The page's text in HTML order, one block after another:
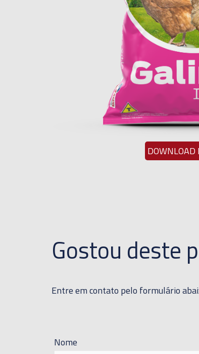
DOWNLOAD
Gostou deste
Entre em contato pelo formulário
Nome